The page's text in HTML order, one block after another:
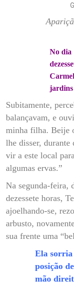
No dia
jardins
Subitamente,
balançavam, e
minha filha. Beije
lhe disser, durante
vir a este local
algumas ervas.”
Na segunda-feira,
dezessete horas,
ajoelhando-se,
arbusto,
sua frente uma
Ela sorria
posição
mão